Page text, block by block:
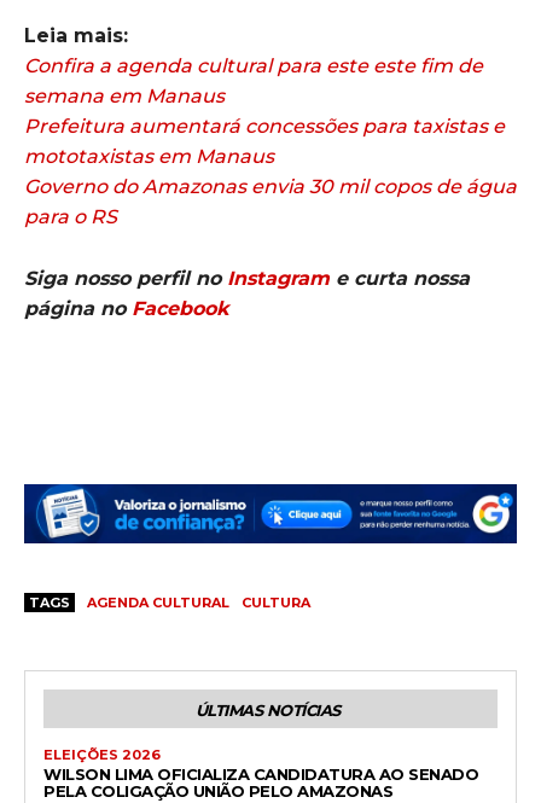
Leia mais:
Confira a agenda cultural para este este fim de
semana em Manaus
Prefeitura aumentará concessões para taxistas e
mototaxistas em Manaus
Governo do Amazonas envia 30 mil copos de água
para o RS
Siga nosso perfil no Instagram e curta nossa
página no Facebook
TAGS AGENDA CULTURAL CULTURA
ÚLTIMAS NOTÍCIAS
ELEIÇÕES 2026
WILSON LIMA OFICIALIZA CANDIDATURA AO SENADO
PELA COLIGAÇÃO UNIÃO PELO AMAZONAS